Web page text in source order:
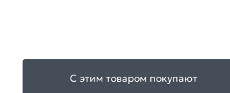
С этим товаром покупают